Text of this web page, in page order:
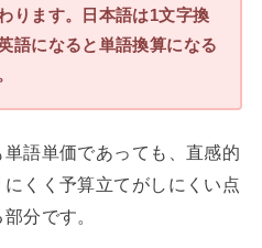
ります。日本語は1文字換
語になると単語換算になる
語単価であっても、直感的
くく予算立てがしにくい点
分です。